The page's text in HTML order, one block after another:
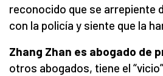
reconocido que se arrepiente
con la policía y siente que la
Zhang Zhan es abogado de
otros abogados, tiene el